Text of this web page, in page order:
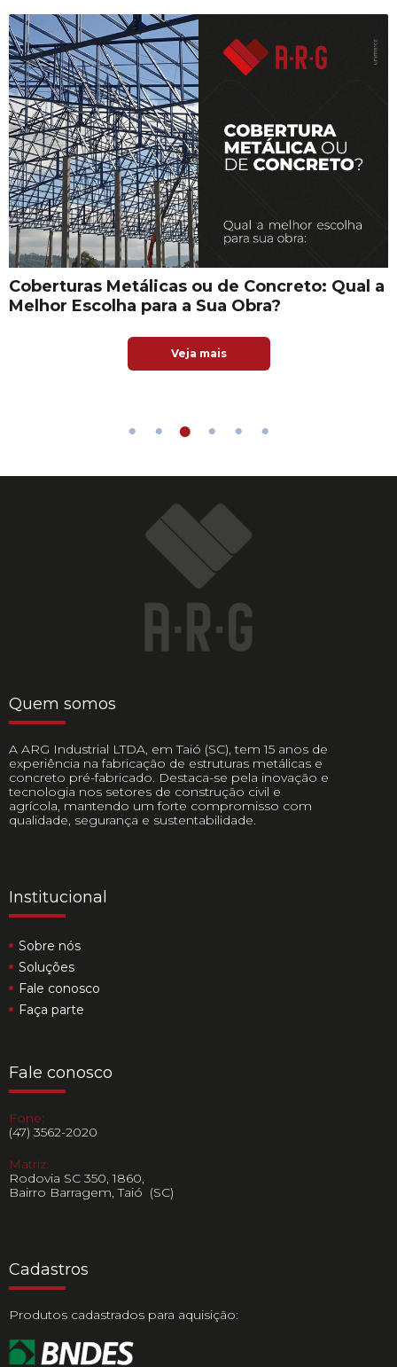
Coberturas Metálicas ou de Concreto: Qual a
Melhor Escolha para a Sua Obra?
Veja mais
Quem somos
A ARG Industrial LTDA, em Taió (SC), tem 15 anos de
experiência na fabricação de estruturas metálicas e
concreto pré-fabricado. Destaca-se pela inovação e
tecnologia nos setores de construção civil e
agrícola, mantendo um forte compromisso com
qualidade, segurança e sustentabilidade.
Institucional
Sobre nós
Soluções
Fale conosco
Faça parte
Fale conosco
Fone:
(47) 3562-2020
Matriz:
Rodovia SC 350, 1860,
Bairro Barragem, Taió (SC)
Cadastros
Produtos cadastrados para aquisição: